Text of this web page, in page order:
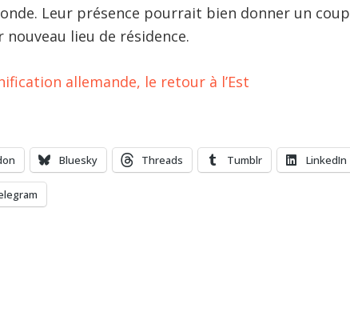
Leur présence pourrait bien donner un coup
nouveau lieu de résidence.
allemande, le retour à l’Est
Bluesky Threads Tumblr LinkedIn